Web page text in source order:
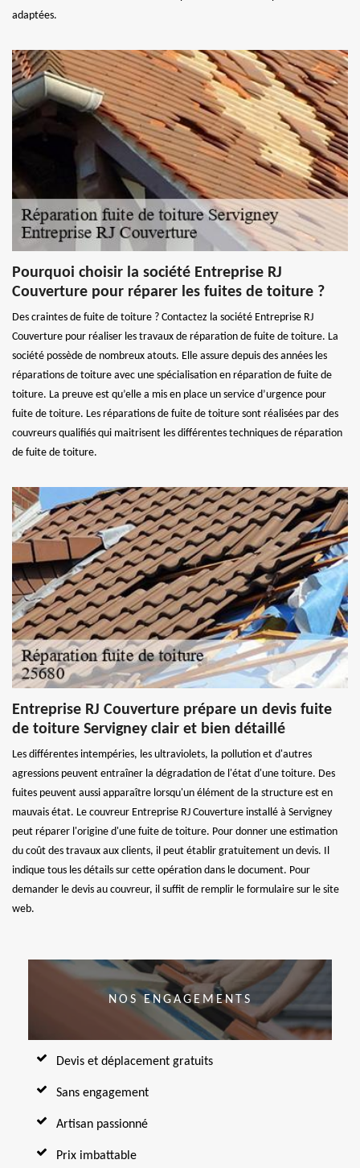
adaptées.
Pourquoi choisir la société Entreprise RJ
Couverture pour réparer les fuites de toiture ?
Des craintes de fuite de toiture ? Contactez la société Entreprise RJ
Couverture pour réaliser les travaux de réparation de fuite de toiture. La
société possède de nombreux atouts. Elle assure depuis des années les
réparations de toiture avec une spécialisation en réparation de fuite de
toiture. La preuve est qu’elle a mis en place un service d’urgence pour
fuite de toiture. Les réparations de fuite de toiture sont réalisées par des
couvreurs qualifiés qui maitrisent les différentes techniques de réparation
de fuite de toiture.
Entreprise RJ Couverture prépare un devis fuite
de toiture Servigney clair et bien détaillé
Les différentes intempéries, les ultraviolets, la pollution et d'autres
agressions peuvent entraîner la dégradation de l'état d'une toiture. Des
fuites peuvent aussi apparaître lorsqu'un élément de la structure est en
mauvais état. Le couvreur Entreprise RJ Couverture installé à Servigney
peut réparer l'origine d'une fuite de toiture. Pour donner une estimation
du coût des travaux aux clients, il peut établir gratuitement un devis. Il
indique tous les détails sur cette opération dans le document. Pour
demander le devis au couvreur, il suffit de remplir le formulaire sur le site
web.
NOS ENGAGEMENTS
Devis et déplacement gratuits
Sans engagement
Artisan passionné
Prix imbattable